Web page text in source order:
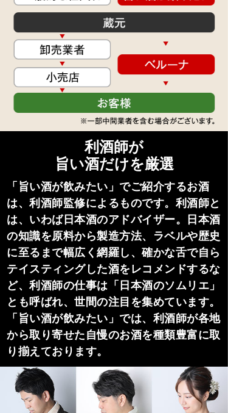
利酒師が
旨い酒だけを厳選
「旨い酒が飲みたい」でご紹介するお酒
は、利酒師監修によるものです。利酒師と
は、いわば日本酒のアドバイザー。日本酒
の知識を原料から製造方法、ラベルや歴史
に至るまで幅広く網羅し、確かな舌で自ら
テイスティングした酒をレコメンドするな
ど、利酒師の仕事は「日本酒のソムリエ」
とも呼ばれ、世間の注目を集めています。
「旨い酒が飲みたい」では、利酒師が各地
から取り寄せた自慢のお酒を種類豊富に取
り揃えております。